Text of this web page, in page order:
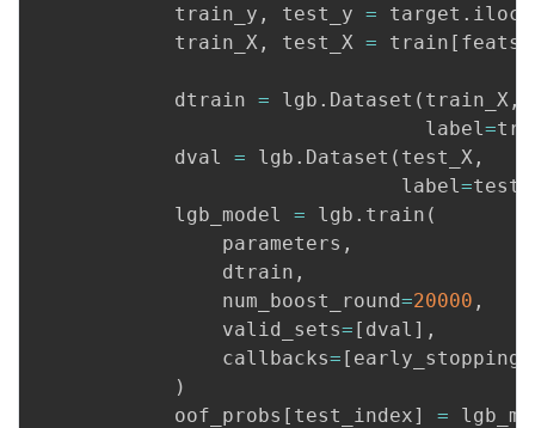
            train_y
, test_y = target . iloc
            train_X
, test_X = train [ feats
            dtrain
= lgb . Dataset ( train_X ,
                                 label
=
            dval
= lgb . Dataset ( test_X ,
                               label
=
            lgb_model
= lgb . train (
                parameters
,
                dtrain
,
                num_boost_round
=20000 ,
                valid_sets
= [ dval ] ,
                callbacks
= [ early_stopping
)
            oof_probs
[ test_index] =